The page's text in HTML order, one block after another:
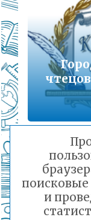
Телефон
Порядок
и